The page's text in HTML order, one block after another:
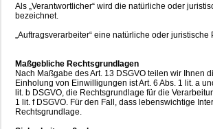
Als „Verantwortlicher“ wird die natürliche oder
bezeichnet.
„Auftragsverarbeiter“ eine natürliche oder
Maßgebliche Rechtsgrundlagen
Nach Maßgabe des Art. 13 DSGVO teilen wir
Einholung von Einwilligungen ist Art. 6 Abs. 1 lit. a
lit. b DSGVO, die Rechtsgrundlage für die
1 lit. f DSGVO. Für den Fall, dass lebenswichtige
Rechtsgrundlage.